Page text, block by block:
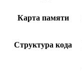
Карта памяти
Структура кода